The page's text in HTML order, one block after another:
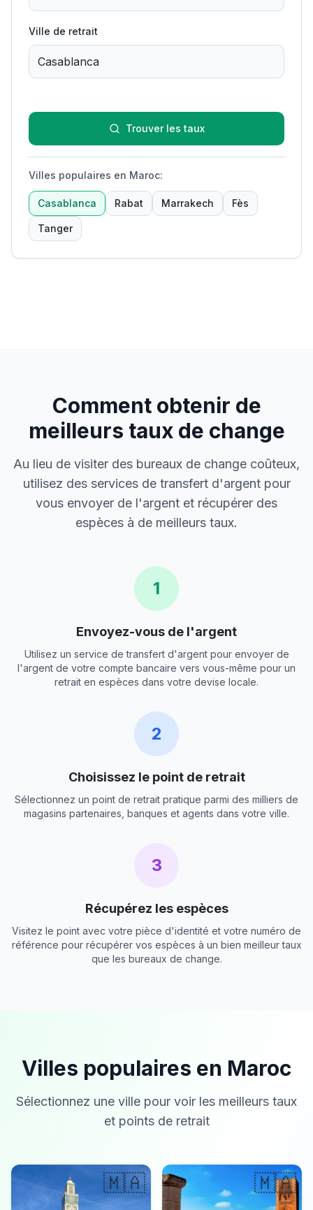
Ville de retrait
Trouver les taux
Villes populaires en Maroc:
Casablanca Rabat Marrakech Fès
Tanger
Comment obtenir de
meilleurs taux de change
Au lieu de visiter des bureaux de change coûteux,
utilisez des services de transfert d'argent pour
vous envoyer de l'argent et récupérer des
espèces à de meilleurs taux.
1
Envoyez-vous de l'argent
Utilisez un service de transfert d'argent pour envoyer de
l'argent de votre compte bancaire vers vous-même pour un
retrait en espèces dans votre devise locale.
2
Choisissez le point de retrait
Sélectionnez un point de retrait pratique parmi des milliers de
magasins partenaires, banques et agents dans votre ville.
3
Récupérez les espèces
Visitez le point avec votre pièce d'identité et votre numéro de
référence pour récupérer vos espèces à un bien meilleur taux
que les bureaux de change.
Villes populaires en Maroc
Sélectionnez une ville pour voir les meilleurs taux
et points de retrait
🇲🇦 🇲🇦